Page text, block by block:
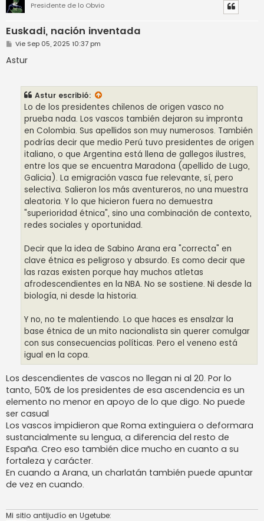
Presidente de lo Obvio
Euskadi, nación inventada
M
n
s
Vie Sep 05, 2025 10:37 pm
Astur
Astur escribió:
Lo de los presidentes chilenos de origen vasco no
prueba nada. Los vascos también dejaron su impronta
en Colombia. Sus apellidos son muy numerosos. También
podrías decir que medio Perú tuvo presidentes de origen
italiano, o que Argentina está llena de gallegos ilustres,
entre los que se encuentra Maradona (apellido de Lugo,
Galicia). La emigración vasca fue relevante, sí, pero
selectiva. Salieron los más aventureros, no una muestra
aleatoria. Y lo que hicieron fuera no demuestra
"superioridad étnica", sino una combinación de contexto,
redes sociales y oportunidad.
Decir que la idea de Sabino Arana era "correcta" en
clave étnica es peligroso y absurdo. Es como decir que
las razas existen porque hay muchos atletas
afrodescendientes en la NBA. No se sostiene. Ni desde la
biología, ni desde la historia.
Y no, no te malentiendo. Lo que haces es ensalzar la
base étnica de un mito nacionalista sin querer comulgar
con sus consecuencias políticas. Pero el veneno está
igual en la copa.
Los descendientes de vascos no llegan ni al 20. Por lo
tanto, 50% de los presidentes de esa ascendencia es un
elemento no menor en apoyo de lo que digo. No puede
ser casual
Los vascos impidieron que Roma extinguiera o deformara
sustancialmente su lengua, a diferencia del resto de
España. Creo eso también dice mucho en cuanto a su
fortaleza y carácter.
En cuando a Arana, un charlatán también puede apuntar
de vez en cuando.
Mi sitio antijudío en Ugetube: